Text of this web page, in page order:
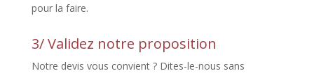
pour la faire.
3/ Validez notre proposition
Notre devis vous convient ? Dites-le-nous sans